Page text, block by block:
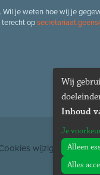
je weten hoe wij je
terecht op
wijzigen
Wij
Inhoud
Je
Alleen
Alles